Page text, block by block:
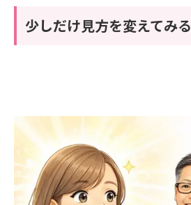
少しだけ見方を変えてみる